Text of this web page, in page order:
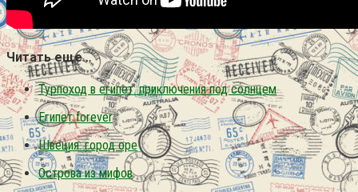
Читать еще…
Турпоход в египет: приключения под солнцем
Египет forever
Швеция: город оре
Острова из мифов